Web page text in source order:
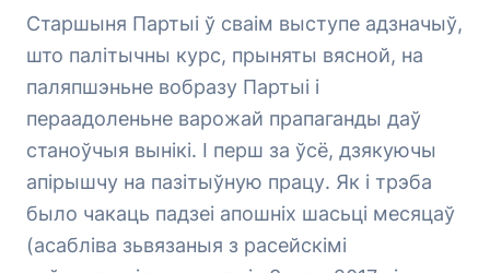
Старшыня Партыі ў сваім выступе адзначыў,
што палітычны курс, прыняты вясной, на
паляпшэньне вобразу Партыі і
пераадоленьне варожай прапаганды даў
станоўчыя вынікі. І перш за ўсё, дзякуючы
апірышчу на пазітыўную працу. Як і трэба
было чакаць падзеі апошніх шасьці месяцаў
(асабліва зьвязаныя з расейскімі